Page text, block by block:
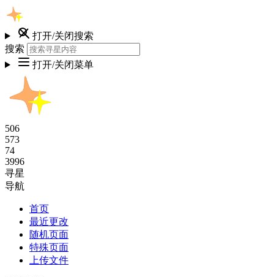
打开/关闭搜索
搜索
打开/关闭菜单
506
573
74
3996
寻星
导航
首页
最近更改
随机页面
特殊页面
上传文件